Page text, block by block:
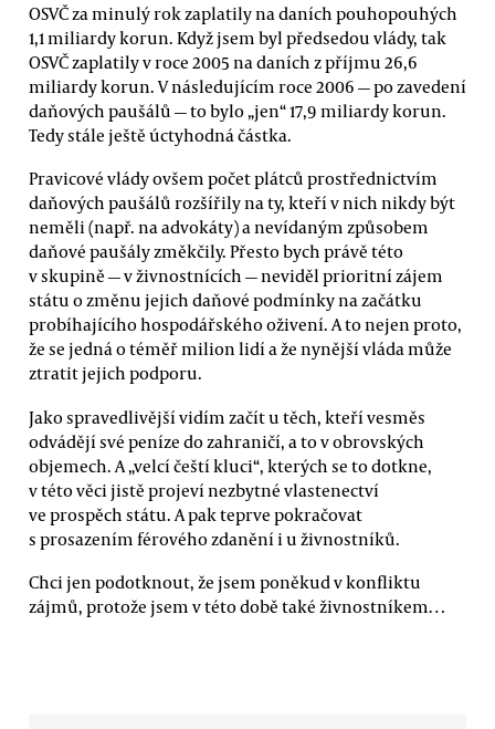
OSVČ za minulý rok zaplatily na daních pouhopouhých
1,1 miliardy korun. Když jsem byl předsedou vlády, tak
OSVČ zaplatily v roce 2005 na daních z příjmu 26,6
miliardy korun. V následujícím roce 2006 — po zavedení
daňových paušálů — to bylo „jen“ 17,9 miliardy korun.
Tedy stále ještě úctyhodná částka.
Pravicové vlády ovšem počet plátců prostřednictvím
daňových paušálů rozšířily na ty, kteří v nich nikdy být
neměli (např. na advokáty) a nevídaným způsobem
daňové paušály změkčily. Přesto bych právě této
v skupině — v živnostnících — neviděl prioritní zájem
státu o změnu jejich daňové podmínky na začátku
probíhajícího hospodářského oživení. A to nejen proto,
že se jedná o téměř milion lidí a že nynější vláda může
ztratit jejich podporu.
Jako spravedlivější vidím začít u těch, kteří vesměs
odvádějí své peníze do zahraničí, a to v obrovských
objemech. A „velcí čeští kluci“, kterých se to dotkne,
v této věci jistě projeví nezbytné vlastenectví
ve prospěch státu. A pak teprve pokračovat
s prosazením férového zdanění i u živnostníků.
Chci jen podotknout, že jsem poněkud v konfliktu
zájmů, protože jsem v této době také živnostníkem…